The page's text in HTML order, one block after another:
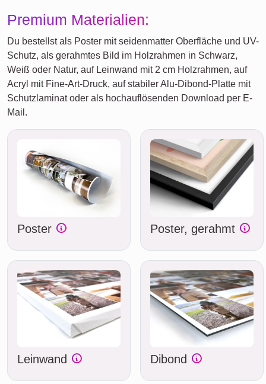
Premium Materialien:
Du bestellst als Poster mit seidenmatter Oberfläche und UV-
Schutz, als gerahmtes Bild im Holzrahmen in Schwarz,
Weiß oder Natur, auf Leinwand mit 2 cm Holzrahmen, auf
Acryl mit Fine-Art-Druck, auf stabiler Alu-Dibond-Platte mit
Schutzlaminat oder als hochauflösenden Download per E-
Mail.
Poster Poster, gerahmt
Leinwand Dibond